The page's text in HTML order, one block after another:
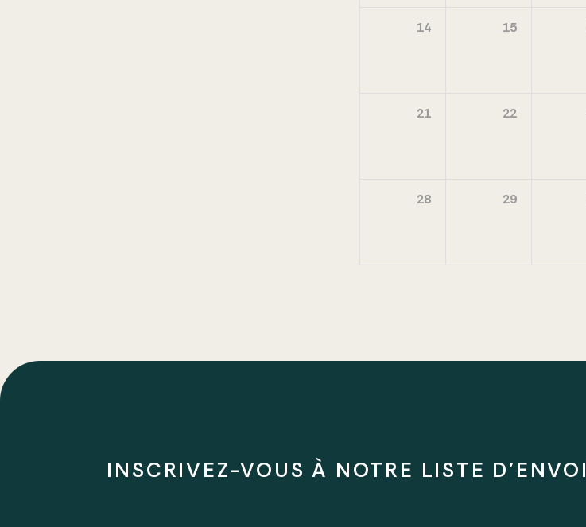
14 15
21 22
28 29
INSCRIVEZ-VOUS À NOTRE LISTE D'ENVOI